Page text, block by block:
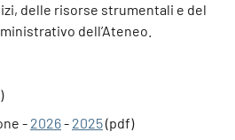
delle risorse strumentali e del
dell’Ateneo.
- 2026- 2025(pdf)